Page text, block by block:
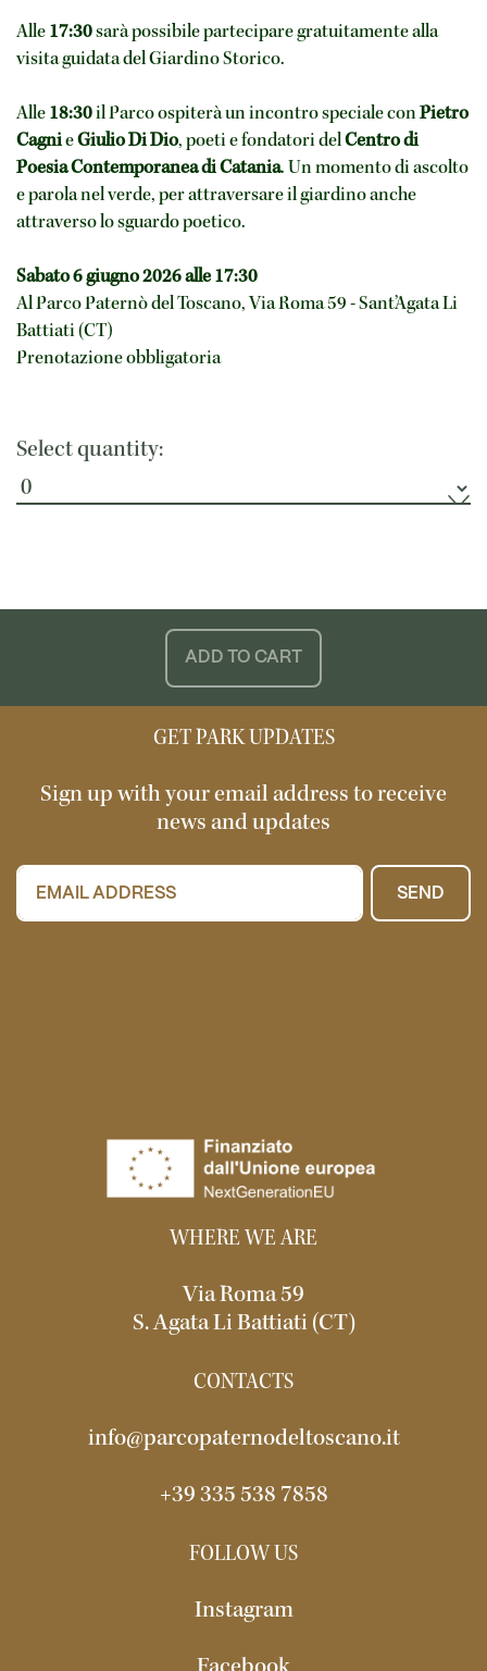
Alle17:30sarà possibile partecipare gratuitamente alla
visita guidata del Giardino Storico.
Alle18:30il Parco ospiterà un incontro speciale conPietro
CagnieGiulio Di Dio, poeti e fondatori delCentro di
Poesia Contemporanea di Catania. Un momento di ascolto
e parola nel verde, per attraversare il giardino anche
attraverso lo sguardo poetico.
Sabato 6 giugno 2026 alle 17:30
Al Parco Paternò del Toscano, Via Roma 59 - Sant’Agata Li
Battiati (CT)
Prenotazione obbligatoria
Select quantity:
ADD TO CART
GET PARK UPDATES
Sign up with your email address to receive
news and updates
SEND
WHERE WE ARE
Via Roma 59
S. Agata Li Battiati (CT)
CONTACTS
info@parcopaternodeltoscano.it
+39 335 538 7858
FOLLOW US
Instagram